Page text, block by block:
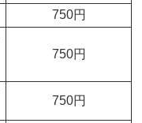
750円
750円
750円